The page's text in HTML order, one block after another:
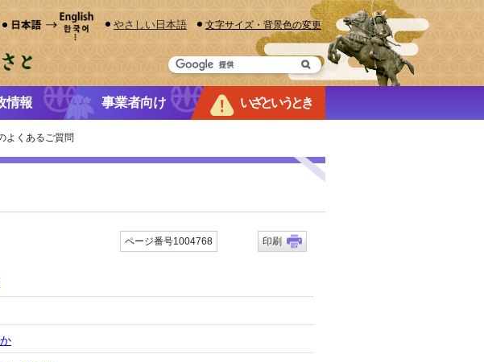
やさしい日本語 文字サイズ・背景色の変更
情報 事業者向け いざというとき
よくあるご質問
ページ番号1004768 印刷